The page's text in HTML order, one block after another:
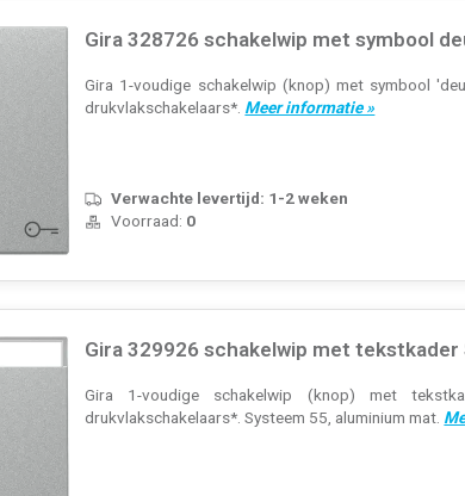
Gira 328726 schakelwip met symbool
Gira 1-voudige schakelwip (knop) met symbool
drukvlakschakelaars*. Meer informatie »
Verwachte levertijd: 1-2 weken
Voorraad: 0
Gira 329926 schakelwip met
Gira 1-voudige schakelwip (knop) met
drukvlakschakelaars*. Systeem 55, aluminium mat.